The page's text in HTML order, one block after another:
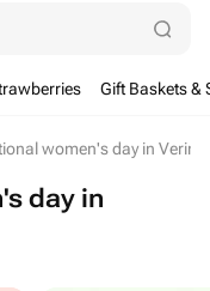
Gift Baskets &
women's day in Verin
day in